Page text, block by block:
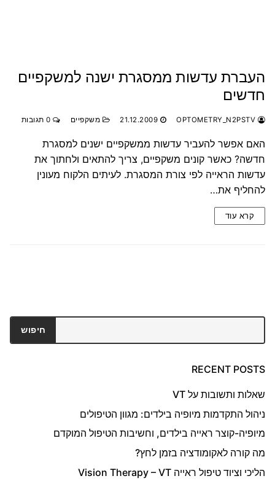
העברת עדשות ממסגרת ישנה למשקפיים
חדשים
21.12.2009 משקפיים
האם אפשר להעביר עדשות ממשקפיים ישנים למסגרת
חדשה? כאשר קונים משקפיים, צריך להתאים ולחתוך את
עדשות הראייה לפי צורת המסגרת. לעיתים הלקוח מעונין
להחליף את…
קרא עוד
חיפוש
RECENT POSTS
שאלות ותשובות על VT
ניהול התקדמות מיופיה בילדים: מגוון הטיפולים
מיופיה-קוצר ראייה בילדים, וחשיבות הטיפול המוקדם
מה קורה לאקומודציה בזמן לחץ?
הליכי וציוד טיפול ראייה Vision Therapy – VT